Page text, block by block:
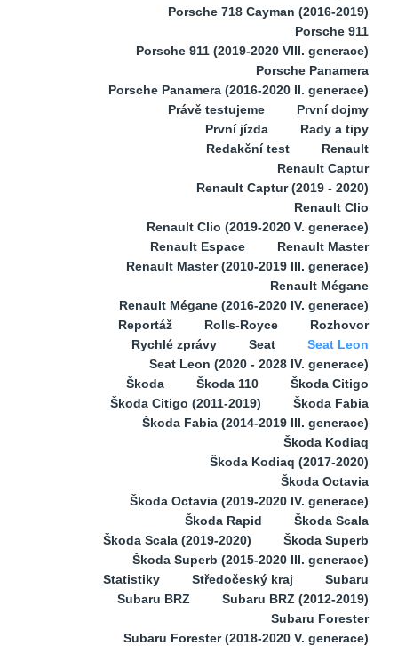
Porsche 718 Cayman (2016-2019)
Porsche 911
Porsche 911 (2019-2020 VIII. generace)
Porsche Panamera
Porsche Panamera (2016-2020 II. generace)
Právě testujeme
První dojmy
První jízda
Rady a tipy
Redakční test
Renault
Renault Captur
Renault Captur (2019 - 2020)
Renault Clio
Renault Clio (2019-2020 V. generace)
Renault Espace
Renault Master
Renault Master (2010-2019 III. generace)
Renault Mégane
Renault Mégane (2016-2020 IV. generace)
Reportáž
Rolls-Royce
Rozhovor
Rychlé zprávy
Seat
Seat Leon
Seat Leon (2020 - 2028 IV. generace)
Škoda
Škoda 110
Škoda Citigo
Škoda Citigo (2011-2019)
Škoda Fabia
Škoda Fabia (2014-2019 III. generace)
Škoda Kodiaq
Škoda Kodiaq (2017-2020)
Škoda Octavia
Škoda Octavia (2019-2020 IV. generace)
Škoda Rapid
Škoda Scala
Škoda Scala (2019-2020)
Škoda Superb
Škoda Superb (2015-2020 III. generace)
Statistiky
Středočeský kraj
Subaru
Subaru BRZ
Subaru BRZ (2012-2019)
Subaru Forester
Subaru Forester (2018-2020 V. generace)